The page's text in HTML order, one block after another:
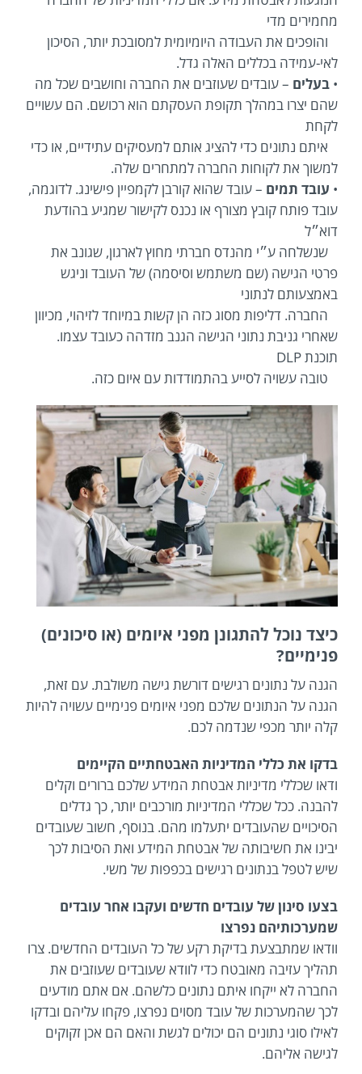
מחמירים מדי
והופכים את העבודה היומיומית למסובכת יותר, הסיכון
לאי-עמידה בכללים האלה גדל.
• בעלים – עובדים שעוזבים את החברה וחושבים שכל מה
שהם יצרו במהלך תקופת העסקתם הוא רכושם. הם עשויים
לקחת
איתם נתונים כדי להציג אותם למעסיקים עתידיים, או כדי
למשוך את לקוחות החברה למתחרים שלה.
• עובד תמים – עובד שהוא קורבן לקמפיין פישינג. לדוגמה,
עובד פותח קובץ מצורף או נכנס לקישור שמגיע בהודעת
דוא״ל
שנשלחה ע״י מהנדס חברתי מחוץ לארגון, שגונב את
פרטי הגישה (שם משתמש וסיסמה) של העובד וניגש
באמצעותם לנתוני
החברה. דליפות מסוג כזה הן קשות במיוחד לזיהוי, מכיוון
שאחרי גניבת נתוני הגישה הגנב מזדהה כעובד עצמו.
תוכנת DLP
טובה עשויה לסייע בהתמודדות עם איום כזה.
כיצד נוכל להתגונן מפני איומים (או סיכונים)
פנימיים?
הגנה על נתונים רגישים דורשת גישה משולבת. עם זאת,
הגנה על הנתונים שלכם מפני איומים פנימיים עשויה להיות
קלה יותר מכפי שנדמה לכם.
בדקו את כללי המדיניות האבטחתיים הקיימים
ודאו שכללי מדיניות אבטחת המידע שלכם ברורים וקלים
להבנה. ככל שכללי המדיניות מורכבים יותר, כך גדלים
הסיכויים שהעובדים יתעלמו מהם. בנוסף, חשוב שעובדים
יבינו את חשיבותה של אבטחת המידע ואת הסיבות לכך
שיש לטפל בנתונים רגישים בכפפות של משי.
בצעו סינון של עובדים חדשים ועקבו אחר עובדים
שמערכותיהם נפרצו
וודאו שמתבצעת בדיקת רקע של כל העובדים החדשים. צרו
תהליך עזיבה מאובטח כדי לוודא שעובדים שעוזבים את
החברה לא ייקחו איתם נתונים כלשהם. אם אתם מודעים
לכך שהמערכות של עובד מסוים נפרצו, פקחו עליהם ובדקו
לאילו סוגי נתונים הם יכולים לגשת והאם הם אכן זקוקים
לגישה אליהם.